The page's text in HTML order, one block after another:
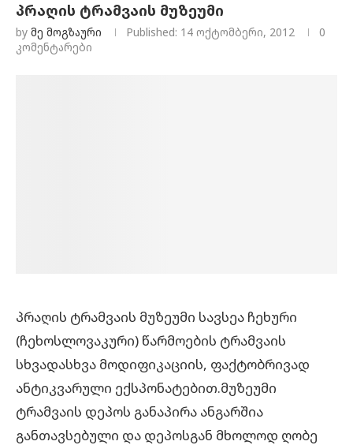
პრაღის ტრამვაის მუზეუმი
by Მე Მოგზაური Published: 14 ოქტომბერი, 2012
0
კომენტარები
პრაღის ტრამვაის მუზეუმი სავსეა ჩეხური
(ჩეხოსლოვაკური) წარმოების ტრამვაის
სხვადასხვა მოდიფიკაციის, ფაქტობრივად
ანტიკვარული ექსპონატებით.მუზეუმი
ტრამვაის დეპოს განაპირა ანგარშია
განთავსებული და დეპოსგან მხოლოდ ღობე